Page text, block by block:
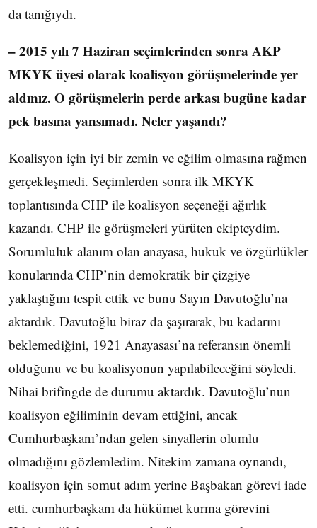
da tanığıydı.
– 2015 yılı 7 Haziran seçimlerinden sonra AKP
MKYK üyesi olarak koalisyon görüşmelerinde yer
aldınız. O görüşmelerin perde arkası bugüne kadar
pek basına yansımadı. Neler yaşandı?
Koalisyon için iyi bir zemin ve eğilim olmasına rağmen
gerçekleşmedi. Seçimlerden sonra ilk MKYK
toplantısında CHP ile koalisyon seçeneği ağırlık
kazandı. CHP ile görüşmeleri yürüten ekipteydim.
Sorumluluk alanım olan anayasa, hukuk ve özgürlükler
konularında CHP’nin demokratik bir çizgiye
yaklaştığını tespit ettik ve bunu Sayın Davutoğlu’na
aktardık. Davutoğlu biraz da şaşırarak, bu kadarını
beklemediğini, 1921 Anayasası’na referansın önemli
olduğunu ve bu koalisyonun yapılabileceğini söyledi.
Nihai brifingde de durumu aktardık. Davutoğlu’nun
koalisyon eğiliminin devam ettiğini, ancak
Cumhurbaşkanı’ndan gelen sinyallerin olumlu
olmadığını gözlemledim. Nitekim zamana oynandı,
koalisyon için somut adım yerine Başbakan görevi iade
etti. cumhurbaşkanı da hükümet kurma görevini